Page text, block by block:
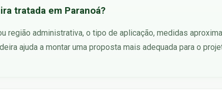
tratada em Paranoá?
região administrativa, o tipo de aplicação, medidas
ajuda a montar uma proposta mais adequada para o